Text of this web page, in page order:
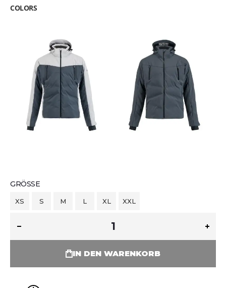
COLORS
GRÖSSE
XS S M L XL XXL
IN DEN WARENKORB